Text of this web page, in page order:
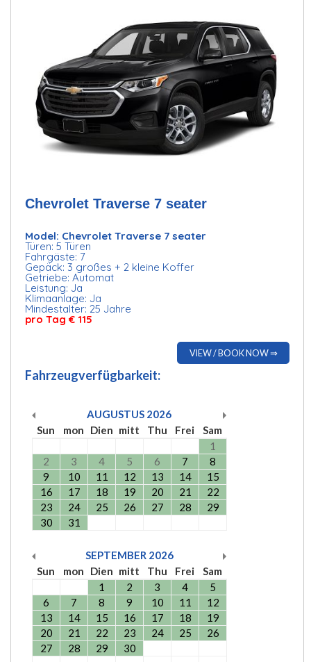
Chevrolet Traverse 7 seater
Model: Chevrolet Traverse 7 seater
Türen: 5 Türen
Fahrgäste: 7
Gepäck: 3 großes + 2 kleine Koffer
Getriebe: Automat
Leistung: Ja
Klimaanlage: Ja
Mindestalter: 25 Jahre
pro Tag € 115
VIEW / BOOK NOW ⇒
Fahrzeugverfügbarkeit:
AUGUSTUS 2026
Sun
mon Dien mitt Thu Frei
Sam
1
2
3 4 5 6 7
8
9
10 11 12 13 14
15
16
17 18 19 20 21
22
23
24 25 26 27 28
29
30
31
SEPTEMBER 2026
Sun
mon Dien mitt Thu Frei
Sam
1
2 3 4
5
6
7 8 9 10 11
12
13
14 15 16 17 18
19
20
21 22 23 24 25
26
27
28 29 30